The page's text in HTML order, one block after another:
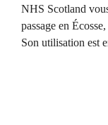
NHS Scotland
passage en
Son utilisation est